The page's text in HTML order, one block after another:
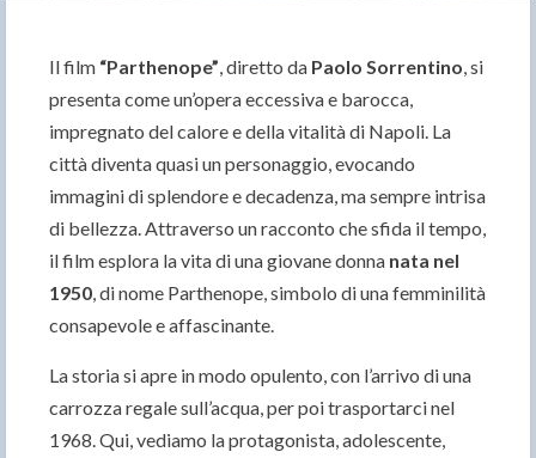
Il film “Parthenope”, diretto da Paolo Sorrentino, si
presenta come un’opera eccessiva e barocca,
impregnato del calore e della vitalità di Napoli. La
città diventa quasi un personaggio, evocando
immagini di splendore e decadenza, ma sempre intrisa
di bellezza. Attraverso un racconto che sfida il tempo,
il film esplora la vita di una giovane donna nata nel
1950, di nome Parthenope, simbolo di una femminilità
consapevole e affascinante.
La storia si apre in modo opulento, con l’arrivo di una
carrozza regale sull’acqua, per poi trasportarci nel
1968. Qui, vediamo la protagonista, adolescente,